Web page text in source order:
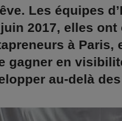
Les équipes
2017, elles
à Paris,
gagner en
au-delà